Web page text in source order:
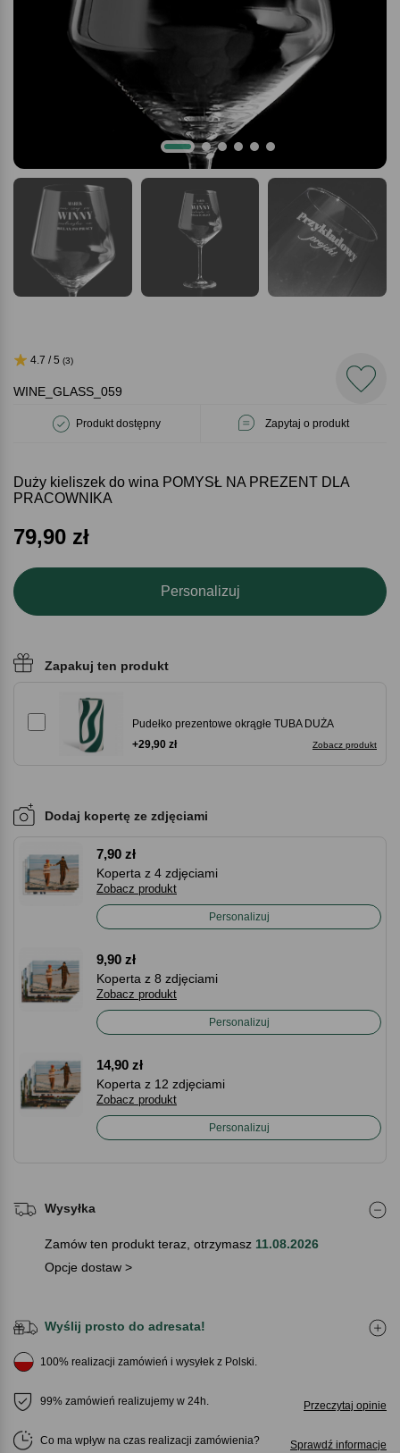
WINE_GLASS_059
Produkt dostępny Zapytaj o produkt
4.7 / 5 (3)
Duży kieliszek do wina POMYSŁ NA PREZENT DLA
PRACOWNIKA
79,90 zł
Personalizuj
Zapakuj ten produkt
Pudełko prezentowe okrągłe TUBA DUŻA
Zobacz produkt
+29,90 zł
Dodaj kopertę ze zdjęciami
7,90 zł
Koperta z 4 zdjęciami
Zobacz produkt
Personalizuj
9,90 zł
Koperta z 8 zdjęciami
Zobacz produkt
Personalizuj
14,90 zł
Koperta z 12 zdjęciami
Zobacz produkt
Personalizuj
Wysyłka
Zamów ten produkt teraz, otrzymasz 11.08.2026
Opcje dostaw >
Wyślij prosto do adresata!
100% realizacji zamówień i wysyłek z Polski.
99% zamówień realizujemy w 24h. Przeczytaj opinie
Co ma wpływ na czas realizacji zamówienia Sprawdź informacje